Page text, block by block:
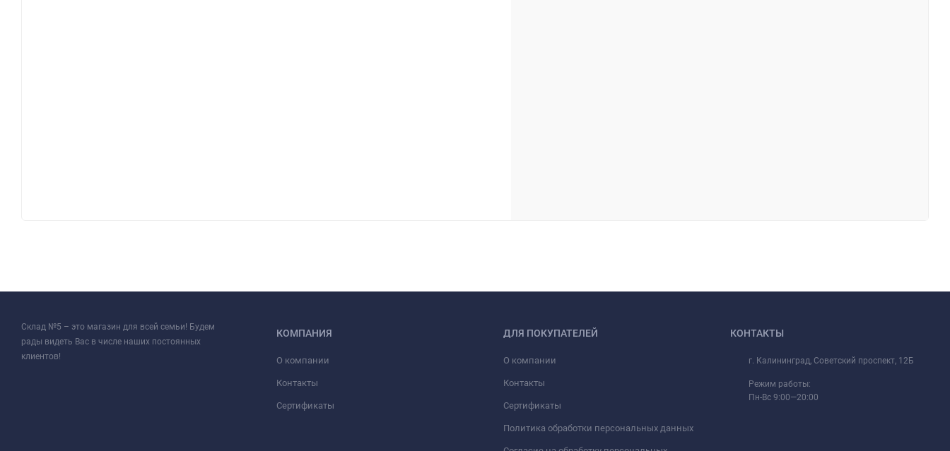
Склад №5 – это магазин для всей семьи! Будем
рады видеть Вас в числе наших постоянных
клиентов!
КОМПАНИЯ
О компании
Контакты
Сертификаты
ДЛЯ ПОКУПАТЕЛЕЙ
О компании
Контакты
Сертификаты
Политика обработки персональных данных
КОНТАКТЫ
г. Калининград, Советский проспект, 12Б
Режим работы:
Пн-Вс 9:00—20:00